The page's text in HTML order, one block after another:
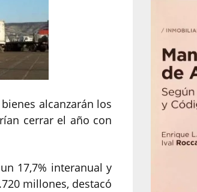
alcanzarán los
cerrar el año con
17,7% interanual y
millones, destacó